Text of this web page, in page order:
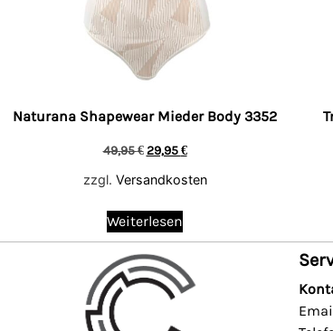
Naturana Shapewear Mieder Body 3352
49,95€ 29,95€
zzgl. Versandkosten
Weiterlesen